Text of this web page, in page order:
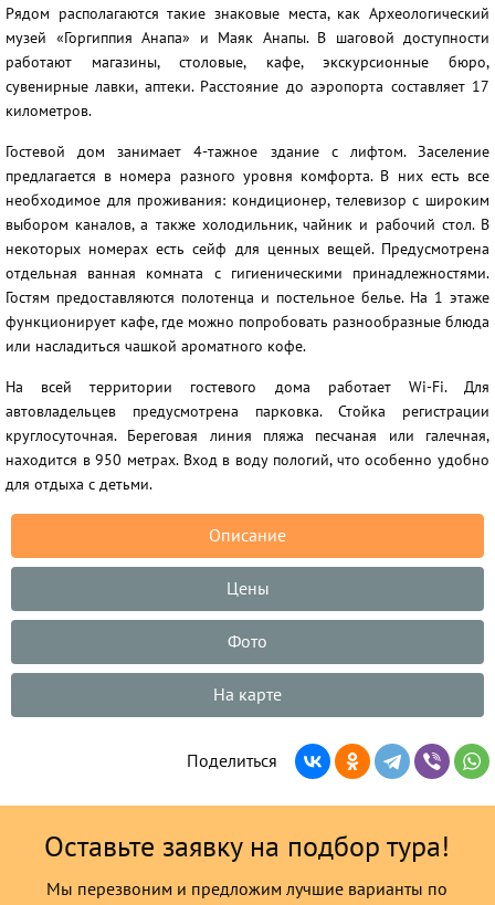
Рядом располагаются такие знаковые места, как Археологический
музей «Горгиппия Анапа» и Маяк Анапы. В шаговой доступности
работают магазины, столовые, кафе, экскурсионные бюро,
сувенирные лавки, аптеки. Расстояние до аэропорта составляет 17
километров.
Гостевой дом занимает 4-тажное здание с лифтом. Заселение
предлагается в номера разного уровня комфорта. В них есть все
необходимое для проживания: кондиционер, телевизор с широким
выбором каналов, а также холодильник, чайник и рабочий стол. В
некоторых номерах есть сейф для ценных вещей. Предусмотрена
отдельная ванная комната с гигиеническими принадлежностями.
Гостям предоставляются полотенца и постельное белье. На 1 этаже
функционирует кафе, где можно попробовать разнообразные блюда
или насладиться чашкой ароматного кофе.
На всей территории гостевого дома работает Wi-Fi. Для
автовладельцев предусмотрена парковка. Стойка регистрации
круглосуточная. Береговая линия пляжа песчаная или галечная,
находится в 950 метрах. Вход в воду пологий, что особенно удобно
для отдыха с детьми.
Описание
Цены
Фото
На карте
Поделиться
Оставьте заявку на подбор тура!
Мы перезвоним и предложим лучшие варианты по